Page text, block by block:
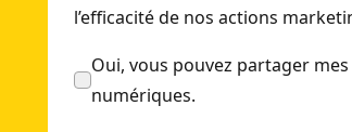
l’efficacité de nos actions
Oui, vous pouvez partager
numériques.